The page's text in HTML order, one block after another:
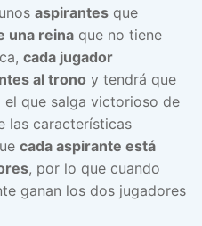
aspirantes que
una reina que no tiene
cada jugador
al trono y tendrá que
el que salga victorioso de
las características
cada aspirante está
, por lo que cuando
ganan los dos jugadores